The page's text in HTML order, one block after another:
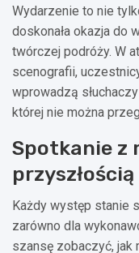
Wydarzenie to nie
doskonała okazja do
twórczej podróży. W
scenografii,
wprowadzą
której nie można
Spotkanie z
przyszłością
Każdy występ stanie
zarówno dla
szansę zobaczyć, jak